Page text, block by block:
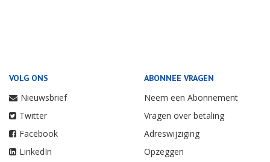
VOLG ONS
Nieuwsbrief
Twitter
Facebook
LinkedIn
ABONNEE VRAGEN
Neem een Abonnement
Vragen over betaling
Adreswijziging
Opzeggen